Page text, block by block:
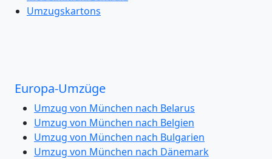
Umzugskartons
Europa-Umzüge
Umzug von München nach Belarus
Umzug von München nach Belgien
Umzug von München nach Bulgarien
Umzug von München nach Dänemark